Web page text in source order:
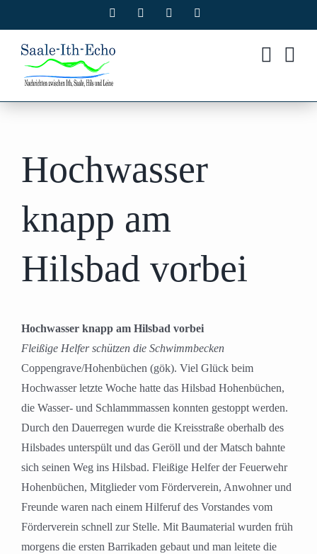
Inhalt
springen
Facebook Instagram
Hochwasser
knapp am
Hilsbad vorbei
Hochwasser knapp am Hilsbad vorbei
Fleißige Helfer schützen die Schwimmbecken
Coppengrave/Hohenbüchen (gök). Viel Glück beim
Hochwasser letzte Woche hatte das Hilsbad Hohenbüchen,
die Wasser- und Schlammmassen konnten gestoppt werden.
Durch den Dauerregen wurde die Kreisstraße oberhalb des
Hilsbades unterspült und das Geröll und der Matsch bahnte
sich seinen Weg ins Hilsbad. Fleißige Helfer der Feuerwehr
Hohenbüchen, Mitglieder vom Förderverein, Anwohner und
Freunde waren nach einem Hilferuf des Vorstandes vom
Förderverein schnell zur Stelle. Mit Baumaterial wurden früh
morgens die ersten Barrikaden gebaut und man leitete die